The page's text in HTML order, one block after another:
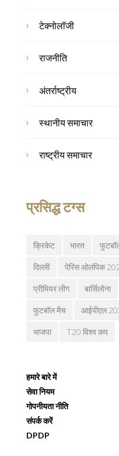
टेक्नोलॉजी
राजनीति
अंतर्राष्ट्रीय
स्थानीय समाचार
राष्ट्रीय समाचार
प्रसिद्ध टग्स
क्रिकेट भारत
दिल्ली पेरिस ओलंपिक
प्रीमियर लीग बार्सिलोना
फुटबॉल मैच आईपीएल
भाजपा T20 विश्व कप
हमारे बारे में
सेवा नियम
गोपनीयता नीति
संपर्क करें
DPDP